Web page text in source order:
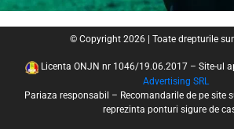
© Copyright 2026 | Toate drepturile
Licenta ONJN nr 1046/19.06.2017 – Site-ul
Advertising SRL
Pariaza responsabil – Recomandarile de pe site
reprezinta ponturi sigure de